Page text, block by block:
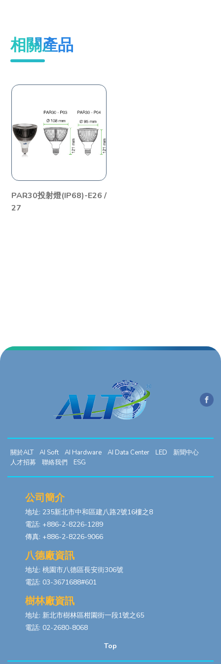
相關產品
PAR30投射燈(IP68)-E26 /
27
關於ALT AI Soft AI Hardware AI Data Center LED
新聞中心
人才招募
聯絡我們 ESG
公司簡介
地址: 235新北市中和區建八路2號16樓之8
電話: +886-2-8226-1289
傳真: +886-2-8226-9066
八德廠資訊
地址: 桃園市八德區長安街306號
電話: 03-3671688#601
樹林廠資訊
地址: 新北市樹林區柑園街一段1號之65
電話: 02-2680-8068
Top